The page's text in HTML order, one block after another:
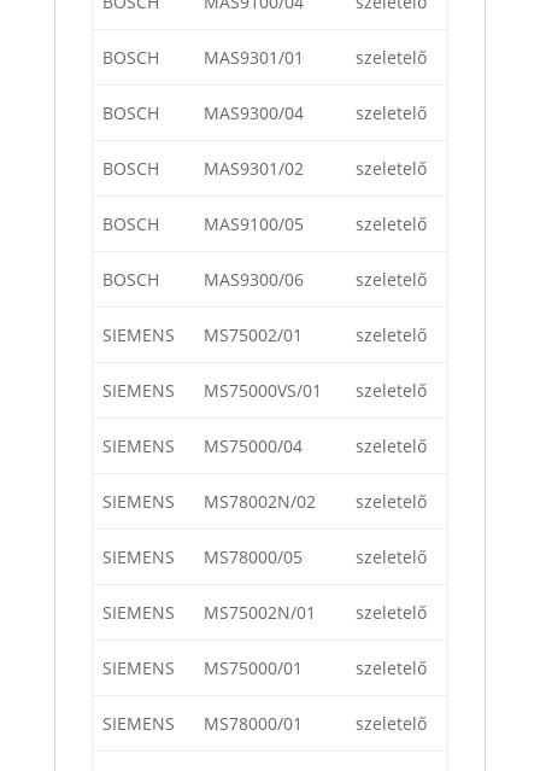
BOSCH MAS9301/01 szeletelő
BOSCH MAS9300/04 szeletelő
BOSCH MAS9301/02 szeletelő
BOSCH MAS9100/05 szeletelő
BOSCH MAS9300/06 szeletelő
SIEMENS MS75002/01 szeletelő
SIEMENS MS75000VS/01 szeletelő
SIEMENS MS75000/04 szeletelő
SIEMENS MS78002N/02 szeletelő
SIEMENS MS78000/05 szeletelő
SIEMENS MS75002N/01 szeletelő
SIEMENS MS75000/01 szeletelő
SIEMENS MS78000/01 szeletelő